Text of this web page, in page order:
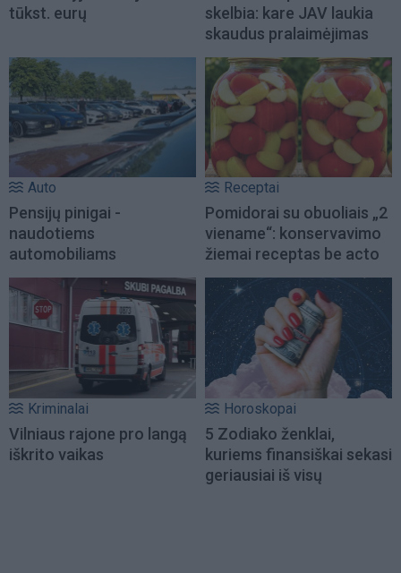
tūkst. eurų
skelbia: kare JAV laukia
skaudus pralaimėjimas
Auto
Pensijų pinigai -
naudotiems
automobiliams
Receptai
Pomidorai su obuoliais „2
viename“: konservavimo
žiemai receptas be acto
Kriminalai
Vilniaus rajone pro langą
iškrito vaikas
Horoskopai
5 Zodiako ženklai,
kuriems finansiškai sekasi
geriausiai iš visų